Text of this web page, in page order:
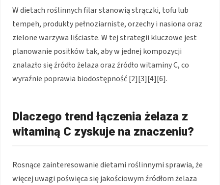
W dietach roślinnych filar stanowią strączki, tofu lub
tempeh, produkty pełnoziarniste, orzechy i nasiona oraz
zielone warzywa liściaste. W tej strategii kluczowe jest
planowanie posiłków tak, aby w jednej kompozycji
znalazło się źródło żelaza oraz źródło witaminy C, co
wyraźnie poprawia biodostępność [2][3][4][6].
Dlaczego trend łączenia żelaza z
witaminą C zyskuje na znaczeniu?
Rosnące zainteresowanie dietami roślinnymi sprawia, że
więcej uwagi poświęca się jakościowym źródłom żelaza